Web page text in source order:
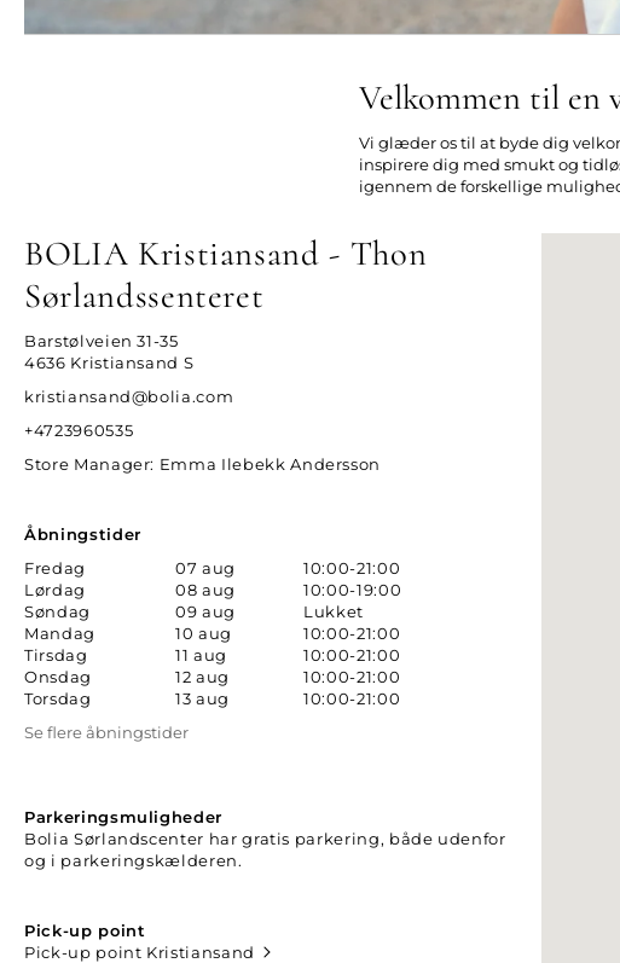
Velkommen til en
Vi glæder os til at byde dig
inspirere dig med smukt og
igennem de forskellige
BOLIA Kristiansand - Thon
Sørlandssenteret
Barstølveien 31-35
4636 Kristiansand S
kristiansand@bolia.com
+4723960535
Store Manager: Emma Ilebekk Andersson
Åbningstider
Fredag
07 aug
10:00-21:00
Lørdag
08 aug
10:00-19:00
Søndag
09 aug
Lukket
Mandag
10 aug
10:00-21:00
Tirsdag
11 aug
10:00-21:00
Onsdag
12 aug
10:00-21:00
Torsdag
13 aug
10:00-21:00
Se flere åbningstider
Parkeringsmuligheder
Bolia Sørlandscenter har gratis parkering, både udenfor
og i parkeringskælderen.
Pick-up point
Pick-up point Kristiansand